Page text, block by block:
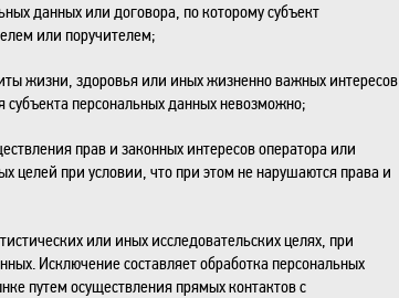
данных или договора, по которому субъект
или поручителем;
жизни, здоровья или иных жизненно важных интересов
субъекта персональных данных невозможно;
прав и законных интересов оператора или
целей при условии, что при этом не нарушаются права и
или иных исследовательских целях, при
Исключение составляет обработка персональных
путем осуществления прямых контактов с